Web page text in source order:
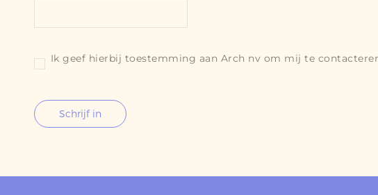
Schrijf in
Ik geef hierbij toestemming aan Arch nv om mij te